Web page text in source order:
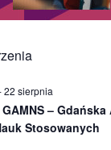
22 sierpnia
– Gdańska
Stosowanych